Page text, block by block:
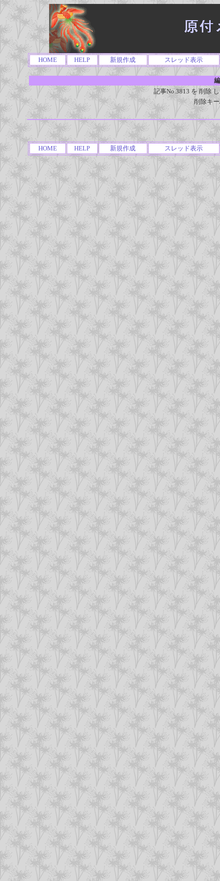
HOME HELP 新規作成 スレッド表示
記事No.3813 を 削除
削除キ
HOME HELP 新規作成 スレッド表示